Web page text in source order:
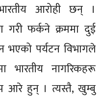
आरोही छन् ।
फर्कने क्रममा दुई
भएको पर्यटन विभागले
नागरिकहरू
आरे हुन् । त्यस्तै, खुम्बु